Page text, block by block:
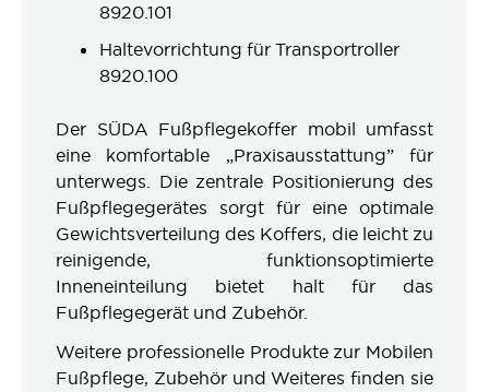
8920.101
Haltevorrichtung für Transportroller
8920.100
Der SÜDA Fußpflegekoffer mobil umfasst
eine komfortable „Praxis­ausstattung” für
unterwegs. Die zentrale Positionierung des
Fußpflegegerätes sorgt für eine optimale
Gewichtsverteilung des Koffers, die leicht zu
reinigende, funktionsoptimierte
Inneneinteilung bietet halt für das
Fußpflegegerät und Zubehör.
Weitere professionelle Produkte zur Mobilen
Fußpflege, Zubehör und Weiteres finden sie